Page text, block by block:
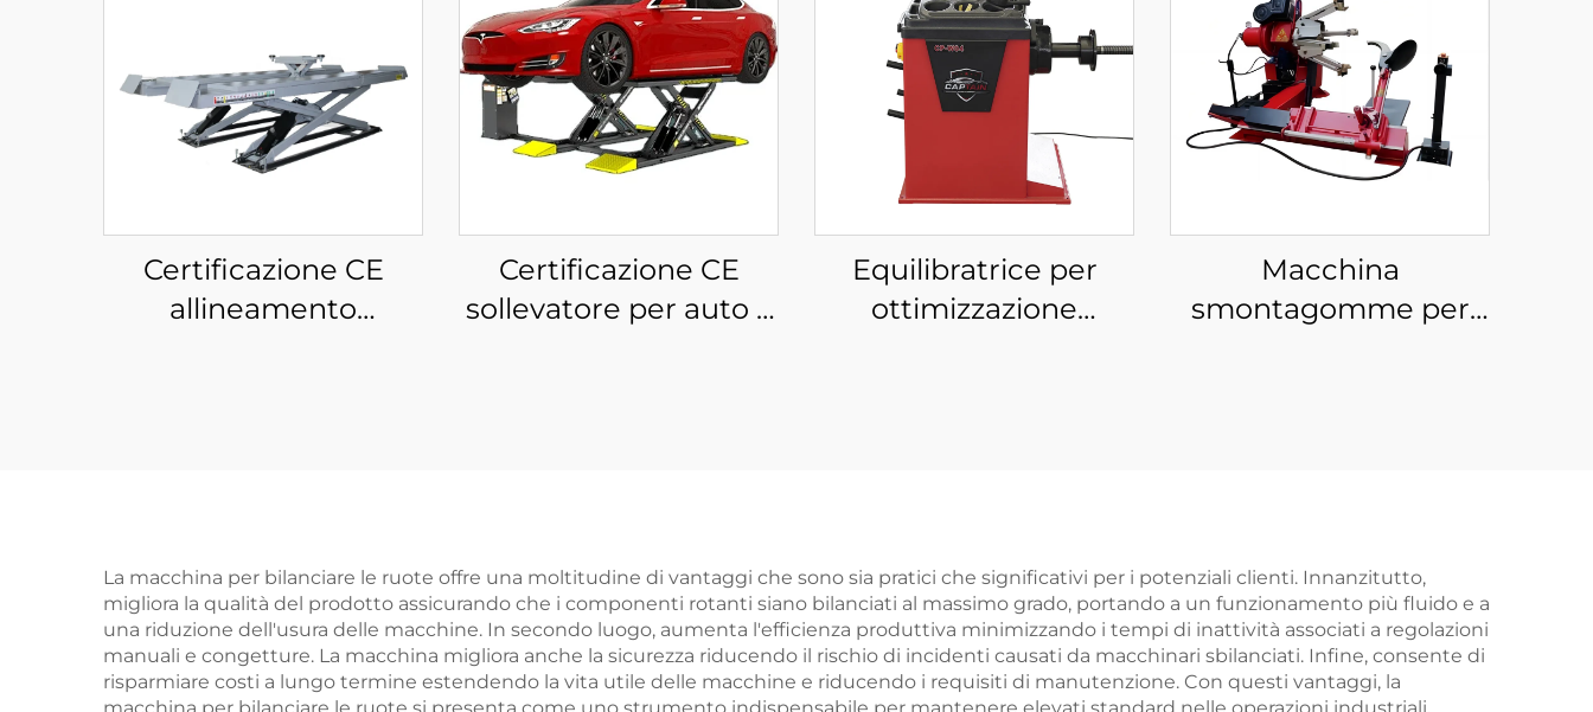
Certificazione CE
allineamento
Certificazione CE
sollevatore per auto a
Equilibratrice per
ottimizzazione
Macchina
smontagomme per
La macchina per bilanciare le ruote offre una moltitudine di vantaggi che sono sia pratici che significativi per i potenziali clienti. Innanzitutto,
migliora la qualità del prodotto assicurando che i componenti rotanti siano bilanciati al massimo grado, portando a un funzionamento più fluido e a
una riduzione dell'usura delle macchine. In secondo luogo, aumenta l'efficienza produttiva minimizzando i tempi di inattività associati a regolazioni
manuali e congetture. La macchina migliora anche la sicurezza riducendo il rischio di incidenti causati da macchinari sbilanciati. Infine, consente di
risparmiare costi a lungo termine estendendo la vita utile delle macchine e riducendo i requisiti di manutenzione. Con questi vantaggi, la